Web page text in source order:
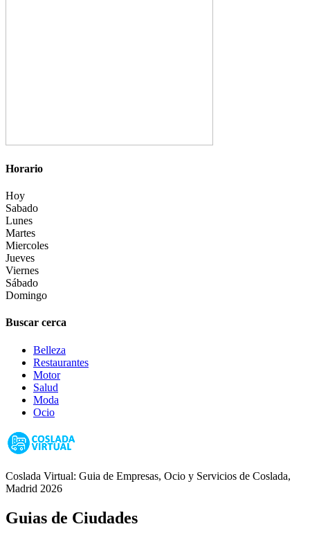
Horario
Hoy
Sabado
Lunes
Martes
Miercoles
Jueves
Viernes
Sábado
Domingo
Buscar cerca
Belleza
Restaurantes
Motor
Salud
Moda
Ocio
Coslada Virtual: Guia de Empresas, Ocio y Servicios de Coslada,
Madrid 2026
Guias de Ciudades